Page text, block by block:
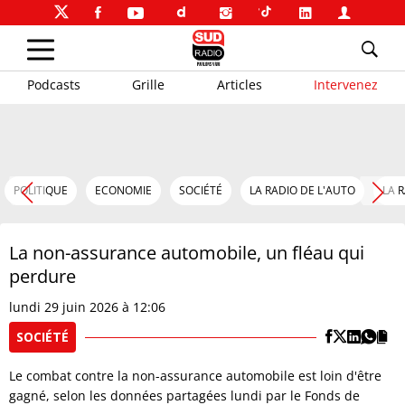
Podcasts Grille Articles Intervenez
POLITIQUE ECONOMIE SOCIÉTÉ LA RADIO DE L'AUTO LA
La non-assurance automobile, un fléau qui
perdure
lundi 29 juin 2026 à 12:06
SOCIÉTÉ
Le combat contre la non-assurance automobile est loin d'être
gagné, selon les données partagées lundi par le Fonds de